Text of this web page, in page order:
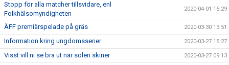
Stopp för alla matcher tillsvidare, enl
Folkhälsomyndigheten
2020-04-01 15:29
ÄFF premiärspelade på gräs 2020-03-30 13:51
Information kring ungdomsserier 2020-03-27 15:27
Visst vill ni se bra ut när solen skiner 2020-03-27 09:13